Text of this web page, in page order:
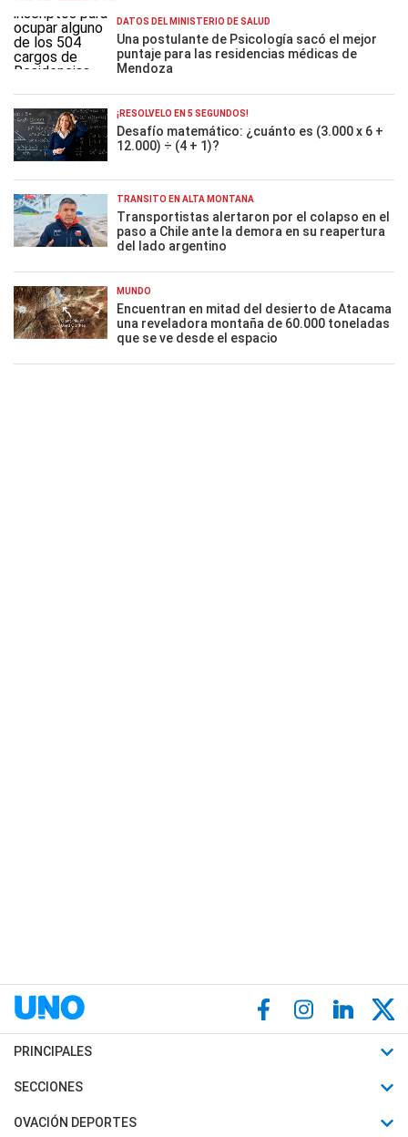
DATOS DEL MINISTERIO DE SALUD
Una postulante de Psicología sacó el mejor
puntaje para las residencias médicas de
Mendoza
¡RESOLVELO EN 5 SEGUNDOS!
Desafío matemático: ¿cuánto es (3.000 x 6 +
12.000) ÷ (4 + 1)?
TRÁNSITO EN ALTA MONTAÑA
Transportistas alertaron por el colapso en el
paso a Chile ante la demora en su reapertura
del lado argentino
MUNDO
Encuentran en mitad del desierto de Atacama
una reveladora montaña de 60.000 toneladas
que se ve desde el espacio
PRINCIPALES
Últimas Noticias
Política
SECCIONES
Horóscopo
OVACIÓN DEPORTES